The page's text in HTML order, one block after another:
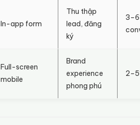
In-app form
Thu thập
lead, đăng
ký
Full-screen
mobile
Brand
experience
phong phú